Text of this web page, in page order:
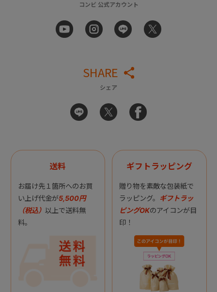
コンビ 公式アカウント
SHARE
シェア
送料
お届け先１箇所へのお買
い上げ代金が5,500円
（税込） 以上で送料無
料。
ギフトラッピング
贈り物を素敵な包装紙で
ラッピング。 ギフトラッ
ピングOKのアイコンが目
印！